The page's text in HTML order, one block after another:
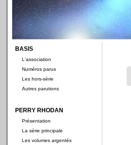
BASIS
L'association
Numéros parus
Les hors-série
Autres parutions
PERRY RHODAN
Présentation
La série principale
Les volumes argentés